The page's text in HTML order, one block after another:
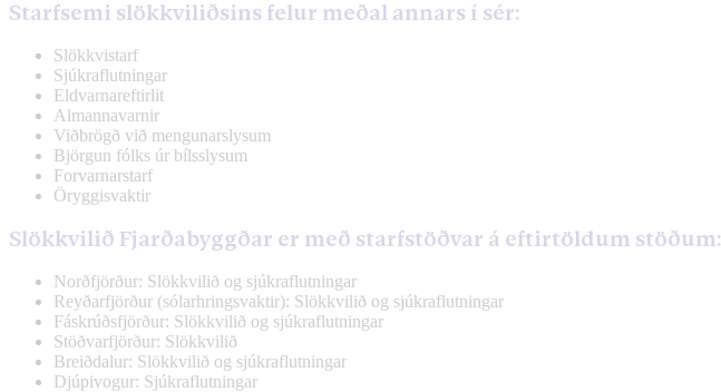
Starfsemi slökkviliðsins felur meðal annars í sér:
Slökkvistarf
Sjúkraflutningar
Eldvarnareftirlit
Almannavarnir
Viðbrögð við mengunarslysum
Björgun fólks úr bílsslysum
Forvarnarstarf
Öryggisvaktir
Slökkvilið Fjarðabyggðar er með starfstöðvar á eftirtöldum stöðum:
Norðfjörður: Slökkvilið og sjúkraflutningar
Reyðarfjörður (sólarhringsvaktir): Slökkvilið og sjúkraflutningar
Fáskrúðsfjörður: Slökkvilið og sjúkraflutningar
Stöðvarfjörður: Slökkvilið
Breiðdalur: Slökkvilið og sjúkraflutningar
Djúpivogur: Sjúkraflutningar